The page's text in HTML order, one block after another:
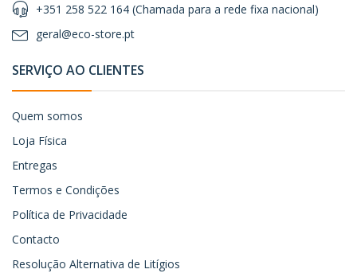
+351 258 522 164 (Chamada para a rede fixa nacional)
geral@eco-store.pt
SERVIÇO AO CLIENTES
Quem somos
Loja Física
Entregas
Termos e Condições
Política de Privacidade
Contacto
Resolução Alternativa de Litígios